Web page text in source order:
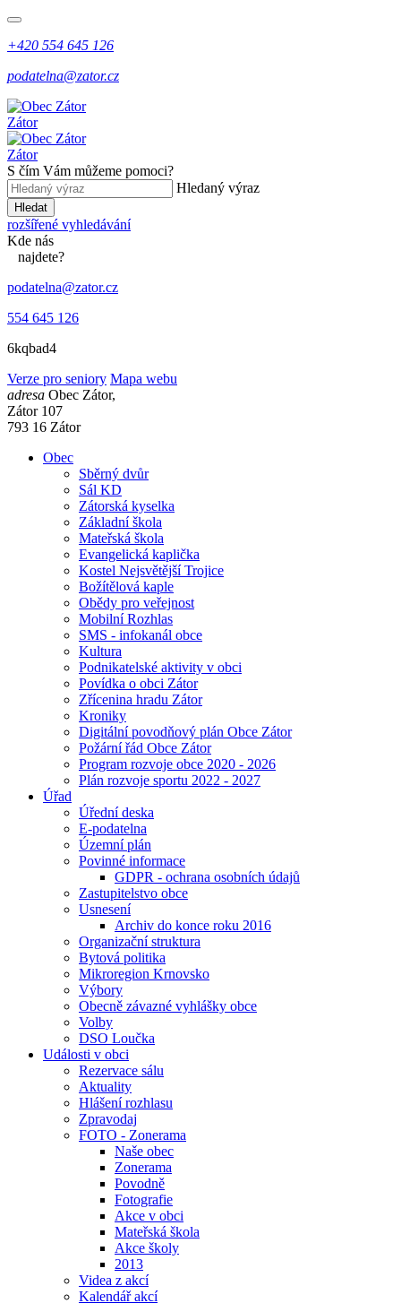
+420 554 645 126
podatelna@zator.cz
Zátor
Zátor
S čím Vám můžeme pomoci?
Hledaný výraz
Hledat
rozšířené vyhledávání
Kde nás
najdete?
podatelna@zator.cz
554 645 126
6kqbad4
Verze pro seniory Mapa webu
adresa Obec Zátor,
Zátor 107
793 16 Zátor
Obec
Sběrný dvůr
Sál KD
Zátorská kyselka
Základní škola
Mateřská škola
Evangelická kaplička
Kostel Nejsvětější Trojice
Božítělová kaple
Obědy pro veřejnost
Mobilní Rozhlas
SMS - infokanál obce
Kultura
Podnikatelské aktivity v obci
Povídka o obci Zátor
Zřícenina hradu Zátor
Kroniky
Digitální povodňový plán Obce Zátor
Požární řád Obce Zátor
Program rozvoje obce 2020 - 2026
Plán rozvoje sportu 2022 - 2027
Úřad
Úřední deska
E-podatelna
Územní plán
Povinné informace
GDPR - ochrana osobních údajů
Zastupitelstvo obce
Usnesení
Archiv do konce roku 2016
Organizační struktura
Bytová politika
Mikroregion Krnovsko
Výbory
Obecně závazné vyhlášky obce
Volby
DSO Loučka
Události v obci
Rezervace sálu
Aktuality
Hlášení rozhlasu
Zpravodaj
FOTO - Zonerama
Naše obec
Zonerama
Povodně
Fotografie
Akce v obci
Mateřská škola
Akce školy
2013
Videa z akcí
Kalendář akcí